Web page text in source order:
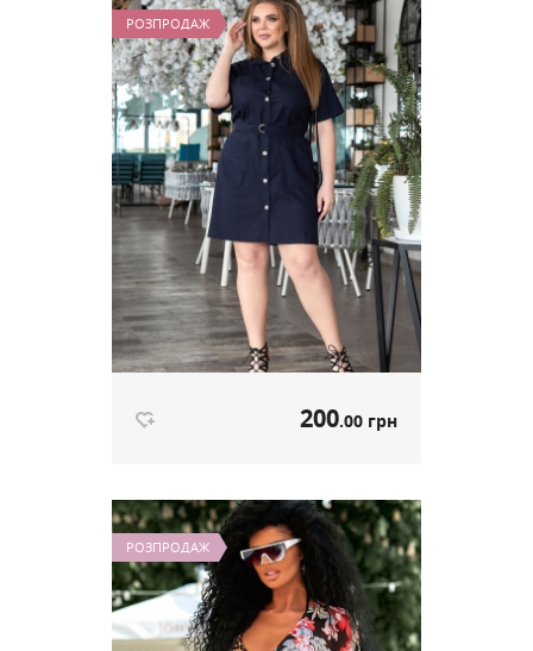
545
Ціна 200.00 грн
1
РОЗПРОДАЖ
200.00 грн
Сукня з пояском синій артикул
545
Ціна 200 .00 грн
РОЗПРОДАЖ